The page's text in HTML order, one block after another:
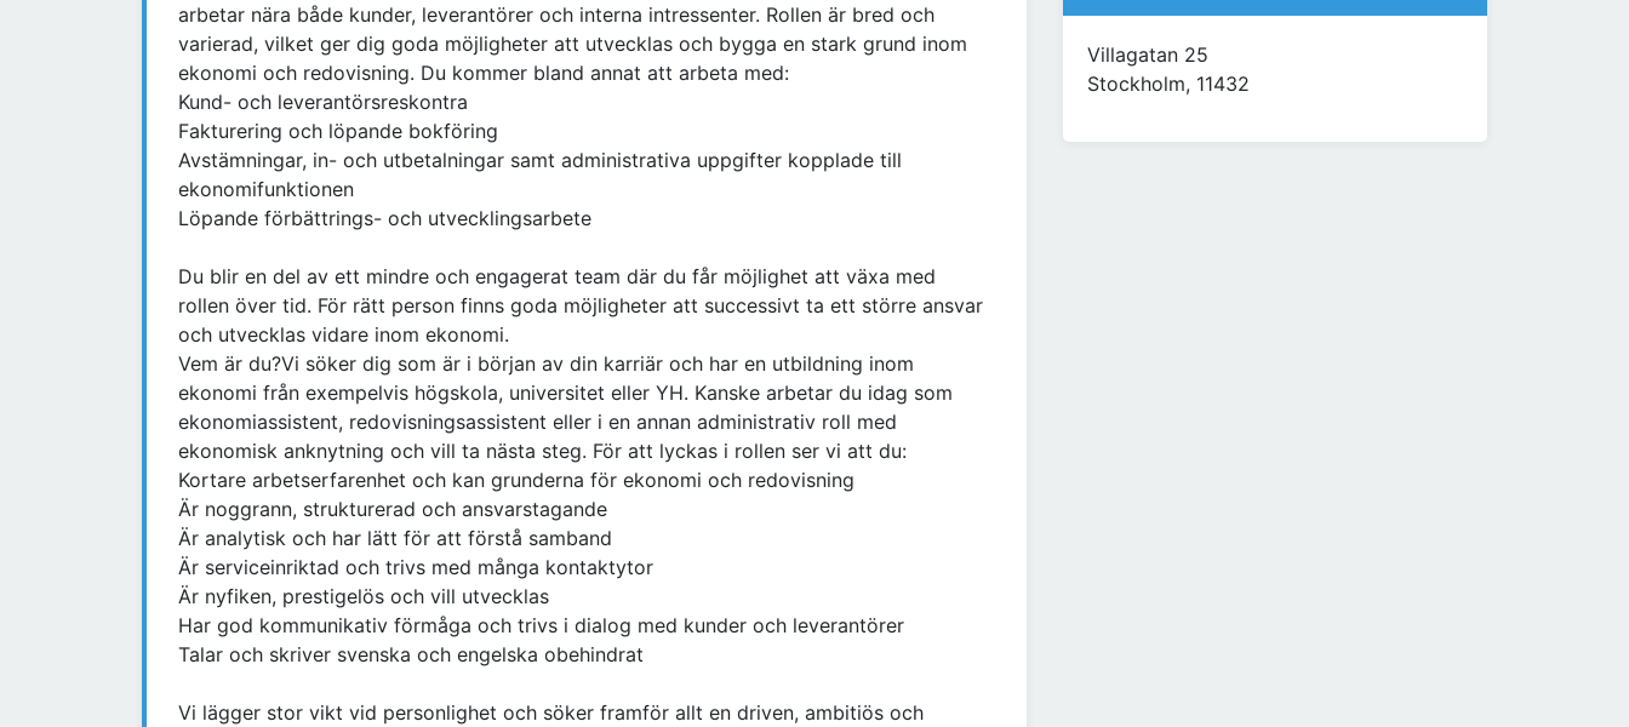
arbetar nära både kunder, leverantörer och interna intressenter. Rollen är bred och
varierad, vilket ger dig goda möjligheter att utvecklas och bygga en stark grund inom
ekonomi och redovisning. Du kommer bland annat att arbeta med:
Kund- och leverantörsreskontra
Fakturering och löpande bokföring
Avstämningar, in- och utbetalningar samt administrativa uppgifter kopplade till
ekonomifunktionen
Löpande förbättrings- och utvecklingsarbete
Du blir en del av ett mindre och engagerat team där du får möjlighet att växa med
rollen över tid. För rätt person finns goda möjligheter att successivt ta ett större ansvar
och utvecklas vidare inom ekonomi.
Vem är du?Vi söker dig som är i början av din karriär och har en utbildning inom
ekonomi från exempelvis högskola, universitet eller YH. Kanske arbetar du idag som
ekonomiassistent, redovisningsassistent eller i en annan administrativ roll med
ekonomisk anknytning och vill ta nästa steg. För att lyckas i rollen ser vi att du:
Kortare arbetserfarenhet och kan grunderna för ekonomi och redovisning
Är noggrann, strukturerad och ansvarstagande
Är analytisk och har lätt för att förstå samband
Är serviceinriktad och trivs med många kontaktytor
Är nyfiken, prestigelös och vill utvecklas
Har god kommunikativ förmåga och trivs i dialog med kunder och leverantörer
Talar och skriver svenska och engelska obehindrat
Vi lägger stor vikt vid personlighet och söker framför allt en driven, ambitiös och
Villagatan 25
Stockholm, 11432